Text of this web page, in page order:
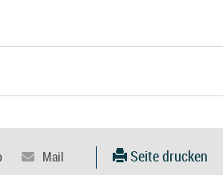
Seite drucken